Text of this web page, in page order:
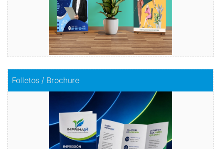
Folletos / Brochure
Impacta con información
Comprar
Comprar